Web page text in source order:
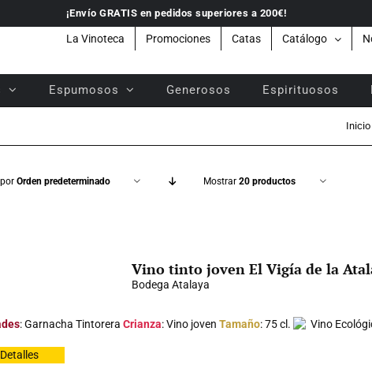
¡Envío GRATIS en pedidos superiores a 200€!
La Vinoteca Promociones Catas Catálogo
Espumosos Generosos Espirituosos
Inicio
porOrden predeterminado Mostrar20 productos
Vino tinto joven El Vigía de la
Bodega Atalaya
: Garnacha Tintorera Crianza: Vino joven Tamaño: 75 cl. Vino
Detalles